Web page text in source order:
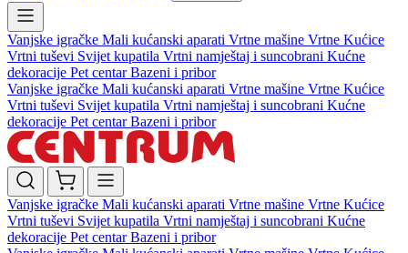
Vanjske igračke Mali kućanski aparati Vrtne mašine Vrtne Kućice
Vrtni tuševi Svijet kupatila Vrtni namještaj i suncobrani Kućne
dekoracije Pet centarBazeni i pribor
Vanjske igračke Mali kućanski aparati Vrtne mašine Vrtne Kućice
Vrtni tuševi Svijet kupatila Vrtni namještaj i suncobrani Kućne
dekoracije Pet centarBazeni i pribor
Vanjske igračke Mali kućanski aparati Vrtne mašine Vrtne Kućice
Vrtni tuševi Svijet kupatila Vrtni namještaj i suncobrani Kućne
dekoracije Pet centarBazeni i pribor